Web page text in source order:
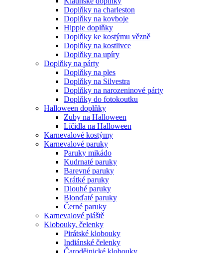
Doplňky na charleston
Doplňky na kovboje
Hippie doplňky
Doplňky ke kostýmu vězně
Doplňky na kostlivce
Doplňky na upíry
Doplňky na párty
Doplňky na ples
Doplňky na Silvestra
Doplňky na narozeninové párty
Doplňky do fotokoutku
Halloween doplňky
Zuby na Halloween
Líčidla na Halloween
Karnevalové kostýmy
Karnevalové paruky
Paruky mikádo
Kudrnaté paruky
Barevné paruky
Krátké paruky
Dlouhé paruky
Blonďaté paruky
Černé paruky
Karnevalové pláště
Klobouky, čelenky
Pirátské klobouky
Indiánské čelenky
Čarodějnické klobouky